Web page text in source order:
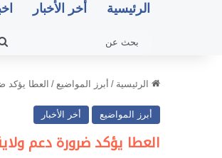
الرئيسية أخر الأخبار
الرئيسية / أبرز المواضيع / العطا يؤكد
أبرز المواضيع أخر الأخبار
العطا يؤكد ضرورة دعم